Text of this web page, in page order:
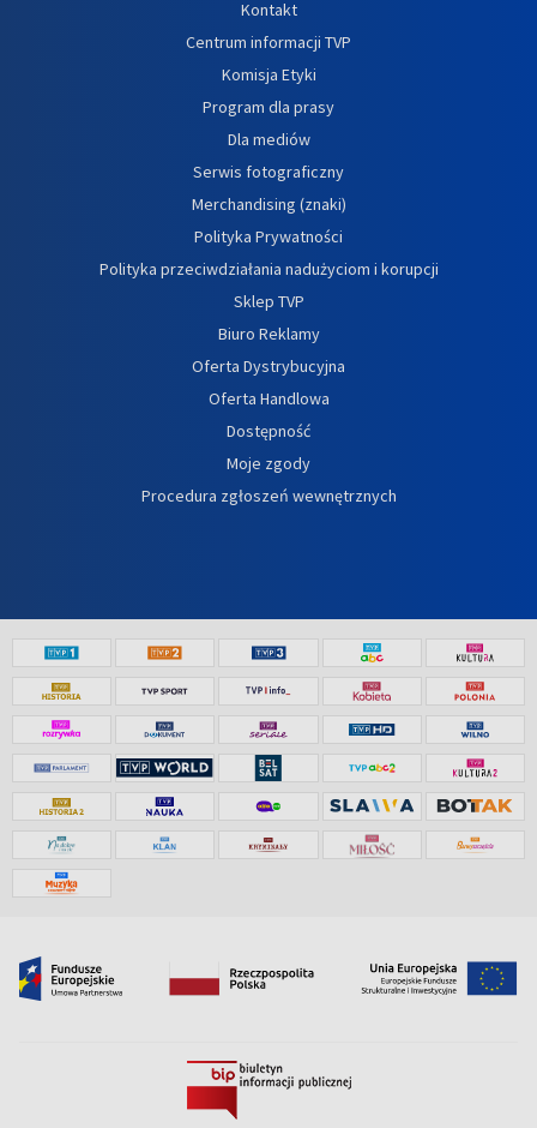
Kontakt
Centrum informacji TVP
Komisja Etyki
Program dla prasy
Dla mediów
Serwis fotograficzny
Merchandising (znaki)
Polityka Prywatności
Polityka przeciwdziałania nadużyciom i korupcji
Sklep TVP
Biuro Reklamy
Oferta Dystrybucyjna
Oferta Handlowa
Dostępność
Moje zgody
Procedura zgłoszeń wewnętrznych